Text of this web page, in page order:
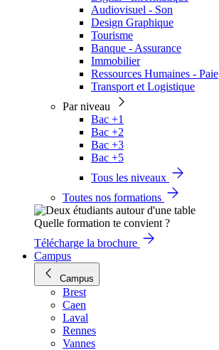
Audiovisuel - Son
Design Graphique
Tourisme
Banque - Assurance
Immobilier
Ressources Humaines - Paie
Transport et Logistique
Par niveau
Bac +1
Bac +2
Bac +3
Bac +5
Tous les niveaux
Toutes nos formations
Quelle formation te convient ?
Télécharge la brochure
Campus
Campus
Brest
Caen
Laval
Rennes
Vannes